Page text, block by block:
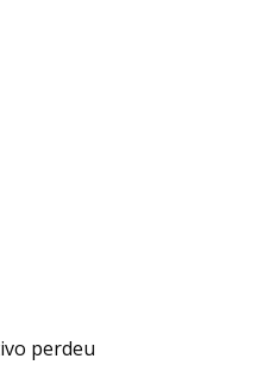
perdeu